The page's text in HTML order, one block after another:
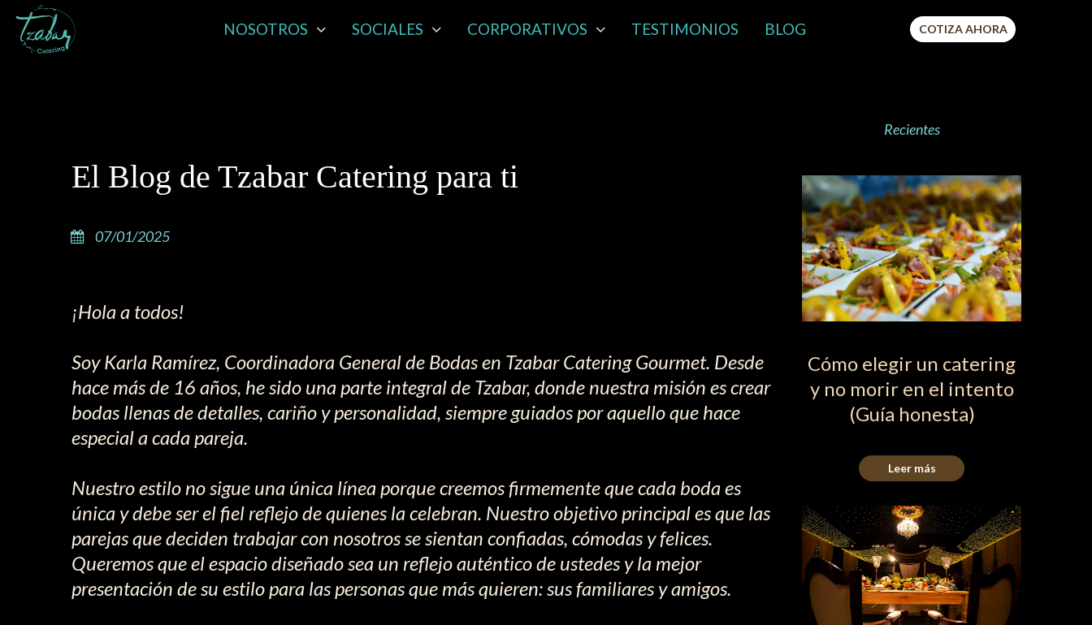
NOSOTROS SOCIALES CORPORATIVOS TESTIMONIOS BLOG COTIZA AHORA
El Blog de Tzabar Catering para ti
07/01/2025
¡Hola a todos!
Soy Karla Ramírez, Coordinadora General de Bodas en Tzabar Catering Gourmet. Desde
hace más de 16 años, he sido una parte integral de Tzabar, donde nuestra misión es crear
bodas llenas de detalles, cariño y personalidad, siempre guiados por aquello que hace
especial a cada pareja.
Nuestro estilo no sigue una única línea porque creemos firmemente que cada boda es
única y debe ser el fiel reflejo de quienes la celebran. Nuestro objetivo principal es que las
parejas que deciden trabajar con nosotros se sientan confiadas, cómodas y felices.
Queremos que el espacio diseñado sea un reflejo auténtico de ustedes y la mejor
presentación de su estilo para las personas que más quieren: sus familiares y amigos.
Recientes
Cómo elegir un catering
y no morir en el intento
(Guía honesta)
Leer más